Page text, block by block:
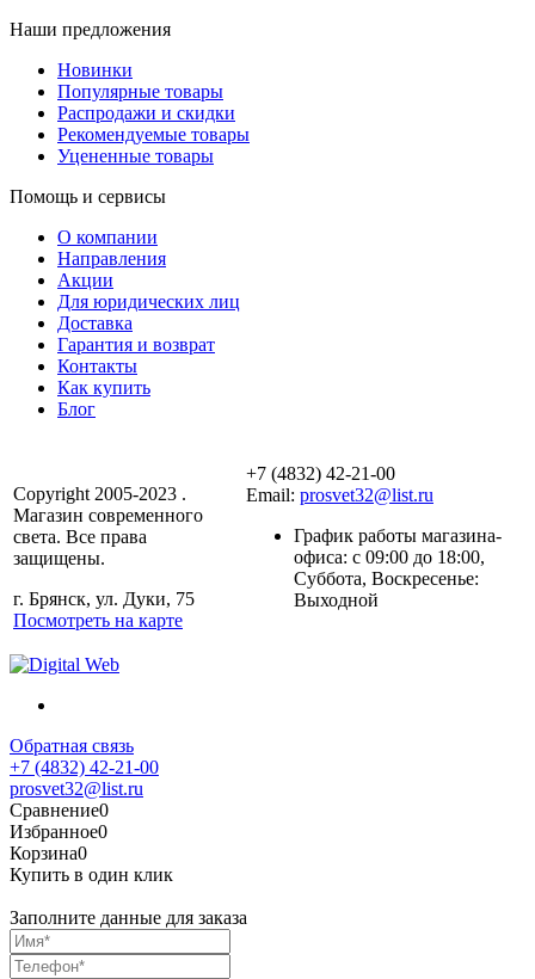
Наши предложения
Новинки
Популярные товары
Распродажи и скидки
Рекомендуемые товары
Уцененные товары
Помощь и сервисы
О компании
Направления
Акции
Для юридических лиц
Доставка
Гарантия и возврат
Контакты
Как купить
Блог
Copyright 2005-2023 .
Магазин современного
света. Все права
защищены.
г. Брянск, ул. Дуки, 75
Посмотреть на карте
+7 (4832) 42-21-00
Email: prosvet32@list.ru
График работы магазина-
офиса: c 09:00 до 18:00,
Суббота, Воскресенье:
Выходной
Обратная связь
+7 (4832) 42-21-00
prosvet32@list.ru
Сравнение0
Избранное0
Корзина0
Купить в один клик
Заполните данные для заказа